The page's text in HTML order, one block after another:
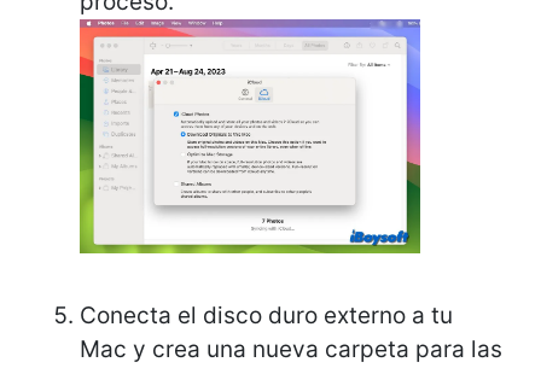
Conecta el disco duro externo a tu
Mac y crea una nueva carpeta para las